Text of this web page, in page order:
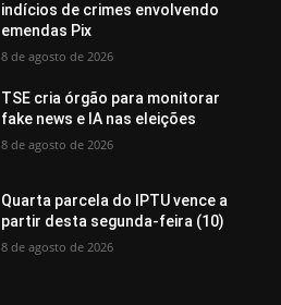
indícios de crimes envolvendo
emendas Pix
8 de agosto de 2026
TSE cria órgão para monitorar
fake news e IA nas eleições
8 de agosto de 2026
Quarta parcela do IPTU vence a
partir desta segunda-feira (10)
8 de agosto de 2026